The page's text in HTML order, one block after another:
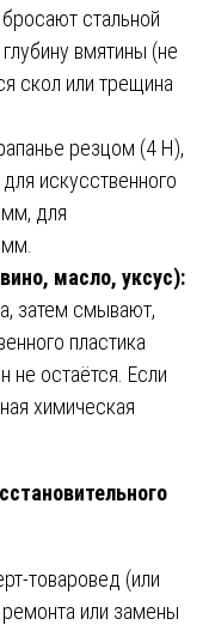
стальной
вмятины (не
скол или трещина
резцом (4 Н),
искусственного
для
масло, уксус):
затем смывают,
пластика
не остаётся. Если
химическая
товаровед (или
или замены